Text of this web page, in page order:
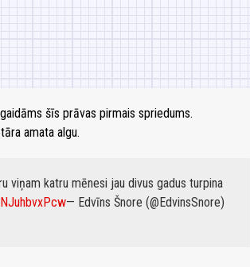
šīs prāvas pirmais spriedums.
amata algu.
viņam katru mēnesi jau divus gadus turpina
— Edvīns Šnore (@EdvinsSnore)